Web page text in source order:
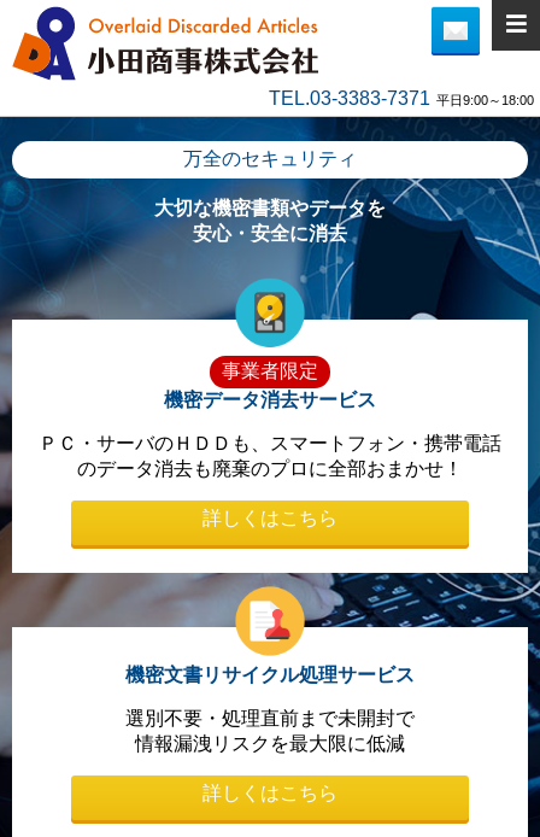
TEL.03-3383-7371 平日9:00～18:00
万全のセキュリティ
大切な機密書類やデータを
安心・安全に消去
事業者限定
機密データ消去サービス
ＰＣ・サーバのＨＤＤも、スマートフォン・携帯電話
のデータ消去も廃棄のプロに全部おまかせ！
詳しくはこちら
機密文書リサイクル処理サービス
選別不要・処理直前まで未開封で
情報漏洩リスクを最大限に低減
詳しくはこちら